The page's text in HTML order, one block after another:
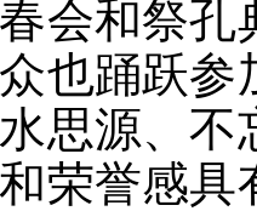
会和祭
也踊跃
思源、
荣誉感